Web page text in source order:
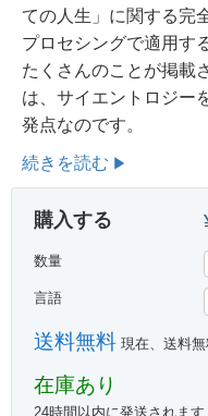
ての人生」に関する完
プロセシングで適用す
たくさんのことが掲載
は、サイエントロジー
発点なのです。
続きを読む
購入する
数量
言語
送料無料現在、送料無
在庫あり
24時間以内に発送されます